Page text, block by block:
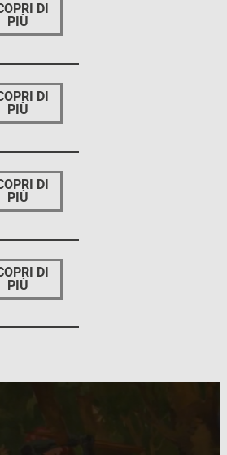
DI
PIÙ
DI
PIÙ
DI
PIÙ
DI
PIÙ